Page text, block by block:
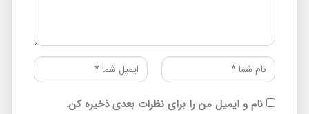
نام و ایمیل من را برای نظرات بعدی ذخیره کن.